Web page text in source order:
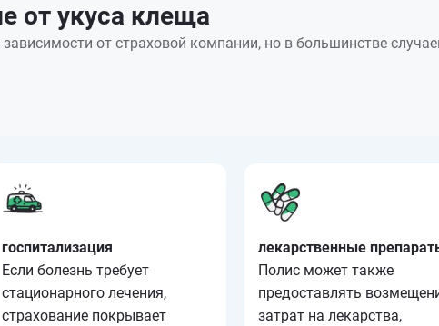
от укуса клеща
от страховой компании, но в большинстве
госпитализация
Если болезнь требует
стационарного лечения,
страхование покрывает
лекарственные
Полис может также
предоставлять
затрат на лекарства,